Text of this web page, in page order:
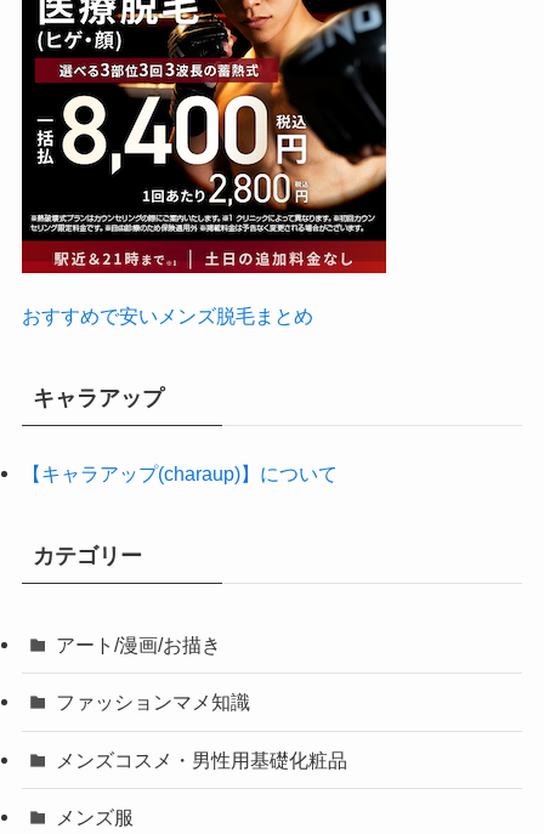
おすすめで安いメンズ脱毛まとめ
キャラアップ
【キャラアップ(charaup)】について
カテゴリー
アート/漫画/お描き
ファッションマメ知識
メンズコスメ・男性用基礎化粧品
メンズ服